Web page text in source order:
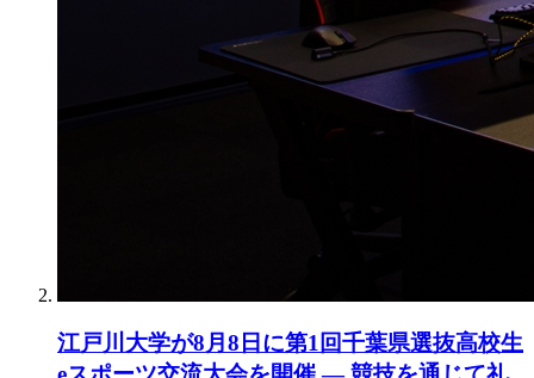
江戸川大学が8月8日に第1回千葉県選抜高校生